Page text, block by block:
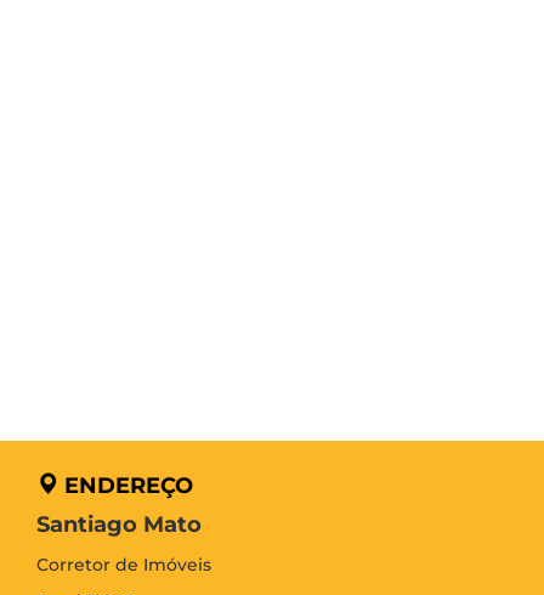
ENDEREÇO
Santiago Mato
Corretor de Imóveis